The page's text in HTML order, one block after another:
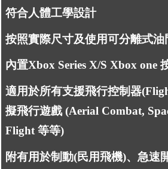
符合人體工學設計
按照實際尺寸及使用可分離式油
內置Xbox Series X/S Xbox one
適用於所有支援飛行控制器
擬飛行遊戲 (Aerial Combat,
Flight 等等)
附有用於制動(民用飛機)、急速